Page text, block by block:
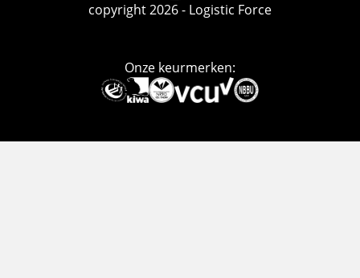
copyright 2026 - Logistic Force
Onze keurmerken:
Deze
link
naar